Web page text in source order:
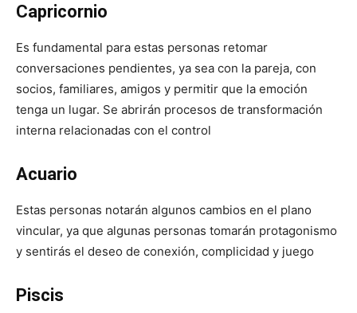
Capricornio
Es fundamental para estas personas retomar
conversaciones pendientes, ya sea con la pareja, con
socios, familiares, amigos y permitir que la emoción
tenga un lugar. Se abrirán procesos de transformación
interna relacionadas con el control
Acuario
Estas personas notarán algunos cambios en el plano
vincular, ya que algunas personas tomarán protagonismo
y sentirás el deseo de conexión, complicidad y juego
Piscis